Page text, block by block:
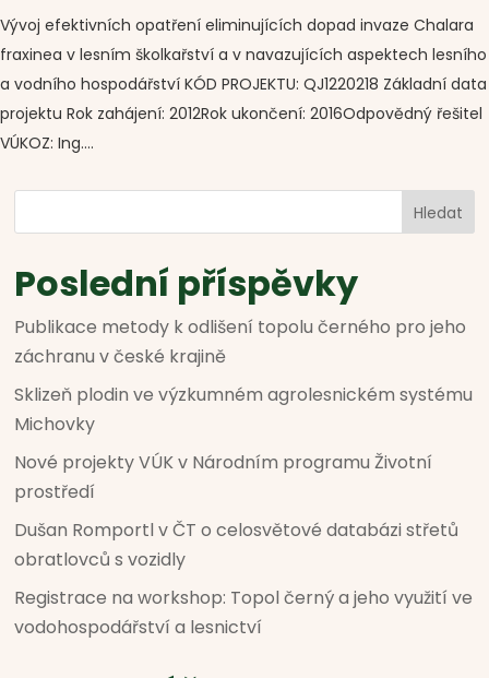
Vývoj efektivních opatření eliminujících dopad invaze Chalara
fraxinea v lesním školkařství a v navazujících aspektech lesního
a vodního hospodářství KÓD PROJEKTU: QJ1220218 Základní data
projektu Rok zahájení: 2012Rok ukončení: 2016Odpovědný řešitel
VÚKOZ: Ing....
Hledat
Poslední příspěvky
Publikace metody k odlišení topolu černého pro jeho
záchranu v české krajině
Sklizeň plodin ve výzkumném agrolesnickém systému
Michovky
Nové projekty VÚK v Národním programu Životní
prostředí
Dušan Romportl v ČT o celosvětové databázi střetů
obratlovců s vozidly
Registrace na workshop: Topol černý a jeho využití ve
vodohospodářství a lesnictví